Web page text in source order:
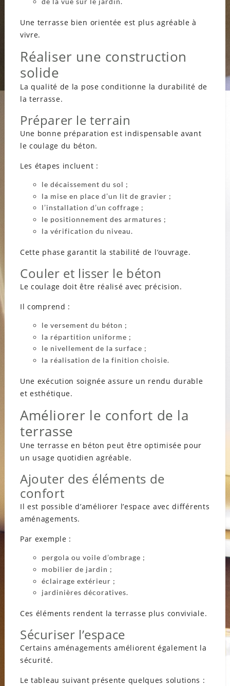
Une terrasse bien orientée est plus agréable à
vivre.
Réaliser une construction
solide
La qualité de la pose conditionne la durabilité de
la terrasse.
Préparer le terrain
Une bonne préparation est indispensable avant
le coulage du béton.
Les étapes incluent :
le décaissement du sol ;
la mise en place d’un lit de gravier ;
l’installation d’un coffrage ;
le positionnement des armatures ;
la vérification du niveau.
Cette phase garantit la stabilité de l’ouvrage.
Couler et lisser le béton
Le coulage doit être réalisé avec précision.
Il comprend :
le versement du béton ;
la répartition uniforme ;
le nivellement de la surface ;
la réalisation de la finition choisie.
Une exécution soignée assure un rendu durable
et esthétique.
Améliorer le confort de la
terrasse
Une terrasse en béton peut être optimisée pour
un usage quotidien agréable.
Ajouter des éléments de
confort
Il est possible d’améliorer l’espace avec différents
aménagements.
Par exemple :
pergola ou voile d’ombrage ;
mobilier de jardin ;
éclairage extérieur ;
jardinières décoratives.
Ces éléments rendent la terrasse plus conviviale.
Sécuriser l’espace
Certains aménagements améliorent également la
sécurité.
Le tableau suivant présente quelques solutions :